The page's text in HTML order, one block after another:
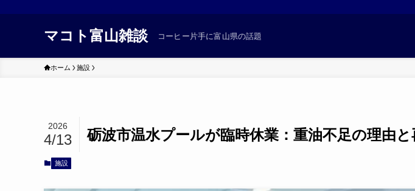
マコト富山雑談 コーヒー片手に富山県の話題
ホーム 施設
砺波市温水プールが臨時休業：重油不足の理由と
2026
4/13
施設